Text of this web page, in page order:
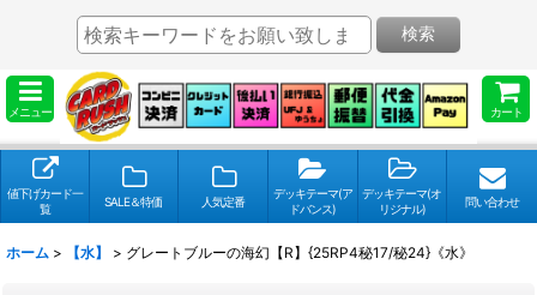
メニュー カート
検索
値下げカード一
覧
SALE＆特価 人気定番
デッキテーマ(ア
ドバンス)
デッキテーマ(オ
リジナル)
問い合わせ
ホーム > 【水】 > グレートブルーの海幻【R】{25RP4秘17/秘24}《水》